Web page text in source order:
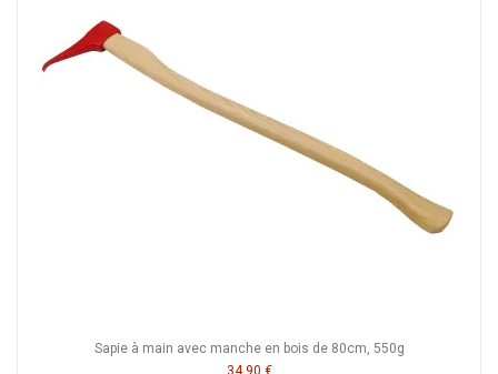
Sapie à main avec manche en bois de 80cm, 550g
34,90 €